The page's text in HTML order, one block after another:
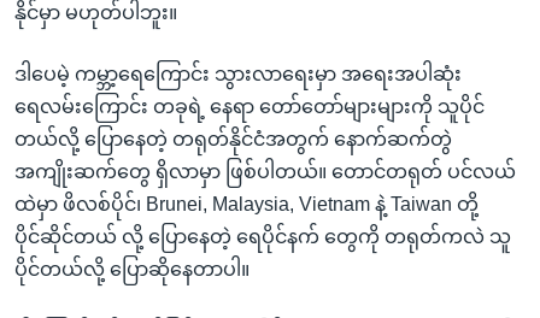
နိုင်မှာ မဟုတ်ပါဘူး။
ဒါပေမဲ့ ကမ္ဘာ့ရေကြောင်း သွားလာရေးမှာ အရေးအပါဆုံး
ရေလမ်းကြောင်း တခုရဲ့ နေရာ တော်တော်များများကို သူပိုင်
တယ်လို့ ပြောနေတဲ့ တရုတ်နိုင်ငံအတွက် နောက်ဆက်တွဲ
အကျိုးဆက်တွေ ရှိလာမှာ ဖြစ်ပါတယ်။ တောင်တရုတ် ပင်လယ်
ထဲမှာ ဖိလစ်ပိုင်၊ Brunei, Malaysia, Vietnam နဲ့ Taiwan တို့
ပိုင်ဆိုင်တယ် လို့ ပြောနေတဲ့ ရေပိုင်နက် တွေကို တရုတ်ကလဲ သူ
ပိုင်တယ်လို့ ပြောဆိုနေတာပါ။